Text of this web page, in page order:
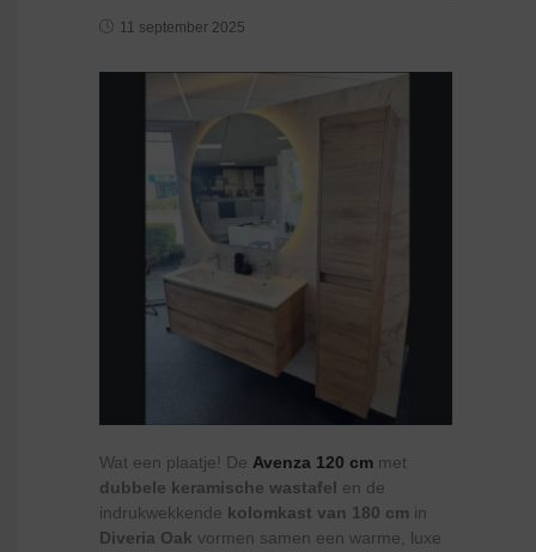
11 september 2025
Wat een plaatje! De Avenza 120 cm met
dubbele keramische wastafel en de
indrukwekkende kolomkast van 180 cm in
Diveria Oak vormen samen een warme, luxe